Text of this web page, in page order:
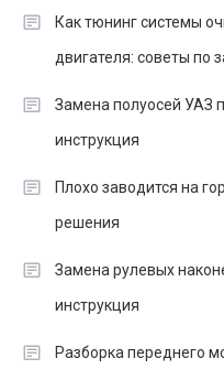
Как тюнинг системы
двигателя: советы по
Замена полуосей УАЗ
инструкция
Плохо заводится на
решения
Замена рулевых
инструкция
Разборка переднего